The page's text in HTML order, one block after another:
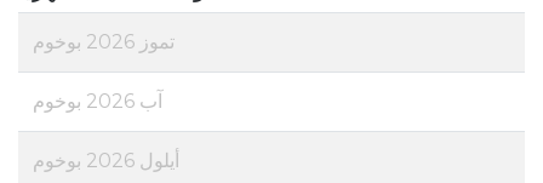
تموز 2026 بوخوم
آب 2026 بوخوم
أيلول 2026 بوخوم